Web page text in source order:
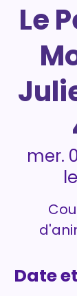
Le
mer.
Date